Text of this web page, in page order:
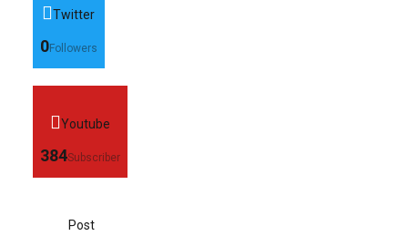
Twitter
0Followers
Youtube
384Subscriber
Post